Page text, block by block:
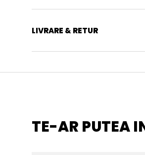
LIVRARE & RETUR
TE-AR PUTEA